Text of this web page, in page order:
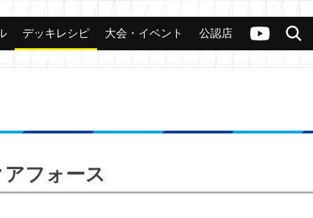
ヴァンガードch
検索
カード 大会 公認店舗 その他
デッキレシピ 大会・イベント 公認店
フォース